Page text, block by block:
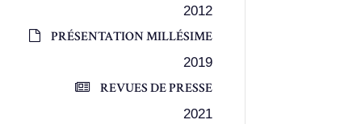
2012
PRÉSENTATION MILLÉSIME
2019
REVUES DE PRESSE
2021